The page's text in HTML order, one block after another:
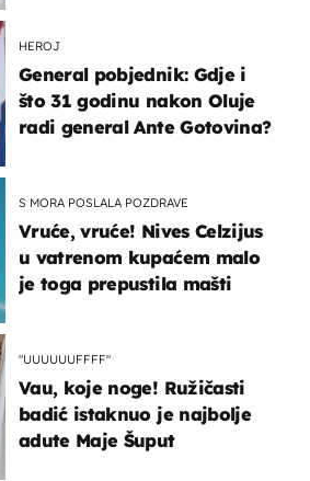
HEROJ
General pobjednik: Gdje i
što 31 godinu nakon Oluje
radi general Ante Gotovina?
S MORA POSLALA POZDRAVE
Vruće, vruće! Nives Celzijus
u vatrenom kupaćem malo
je toga prepustila mašti
"UUUUUUFFFF"
Vau, koje noge! Ružičasti
badić istaknuo je najbolje
adute Maje Šuput